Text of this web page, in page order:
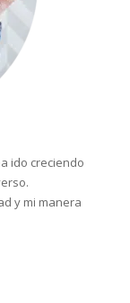
ido creciendo
y mi manera